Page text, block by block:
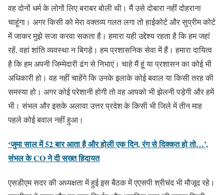
वह दोनों धर्म के लोगों लिए बराबर बोली थी। मैं उसे दोबारा नहीं दोहराना
चाहूंगा। अगर किसी को मेरा वक्तव्य गलत लगा तो हाईकोर्ट और सुप्रीम कोर्ट
में जाकर मुझे सजा करवा सकता है। हमारा यही उद्देश्य रहता है कि हम जहां
रहें, वहां शांति व्यवस्था न बिगड़े। हम प्रशासनिक सेवा में हैं। हमारा दायित्व
है कि हम अपनी जिम्मेदारी ढंग से निभाएं। चाहे मैं हूं या प्रशासन का कोई भी
अधिकारी हो। वह नहीं चाहेंगे कि उनके इलाके कोई बवाल या किसी तरह की
समस्या हो। अगर कोई परेशानी होगी तो वह आपको भी झेलनी पड़ेगी और हमें
भी। संभल और इसके अलावा उत्तर प्रदेश के किसी भी जिले में तीन माह
पहले कोई बवाल नहीं हुआ।
‘जुमा साल में 52 बार आता है और होली एक दिन, रंग से दिक्कत हो तो…’,
संभल के CO ने दी सख्त हिदायत
एसडीएम सदर की अध्यक्षता में हुई इस बैठक में एएसपी श्रीचंद भी मौजूद रहे।